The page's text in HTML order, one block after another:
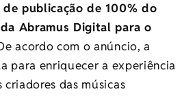
publicação de 100% do
Abramus Digital para o
acordo com o anúncio, a
para enriquecer a experiência
das músicas